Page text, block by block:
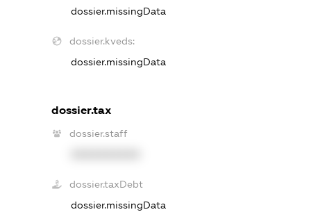
dossier.missingData
dossier.kveds:
dossier.missingData
dossier.tax
dossier.staff
dossier.taxDebt
dossier.missingData